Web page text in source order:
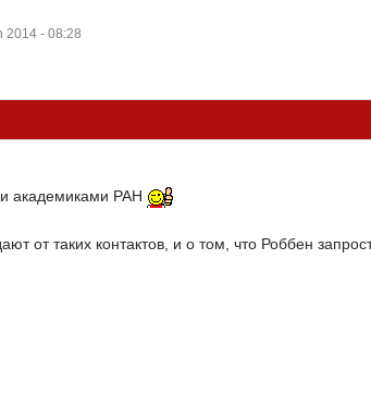
2014 - 08:28
академиками РАН
от таких контактов, и о том, что Роббен